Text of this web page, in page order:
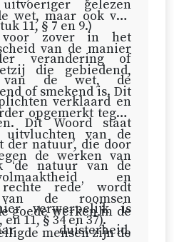
gelezen
11, § 7 en 9.)
wet, maar ook van
voor zover in het
verandering of
van de wet, de
verklaard en
Dit Woord staat
der natuur’, die door
‘de natuur van de
rede’ wordt
verwerpelijk is
duisterheid,
van de manier
die gebiedend,
of smekend is. Dit
opgemerkt tegen
uitvluchten van de
de werken van
en
van de roomsen
11, § 34 en 37).
goede werken in de
mensen zijn de